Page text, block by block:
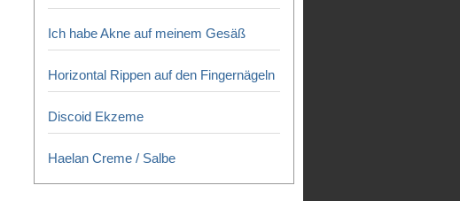
Ich habe Akne auf meinem Gesäß
Horizontal Rippen auf den Fingernägeln
Discoid Ekzeme
Haelan Creme / Salbe